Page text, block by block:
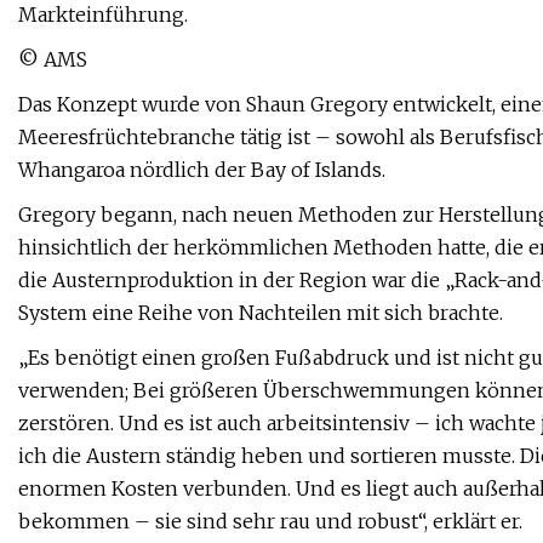
Markteinführung.
© AMS
Das Konzept wurde von Shaun Gregory entwickelt,
Meeresfrüchtebranche tätig ist – sowohl als
Whangaroa nördlich der Bay of Islands.
Gregory begann, nach neuen Methoden zur
hinsichtlich der herkömmlichen Methoden hatte, die
die Austernproduktion in der Region war die „Rack-
System eine Reihe von Nachteilen mit sich brachte.
„Es benötigt einen großen Fußabdruck und ist nicht
verwenden; Bei größeren Überschwemmungen
zerstören. Und es ist auch arbeitsintensiv – ich
ich die Austern ständig heben und sortieren musste.
enormen Kosten verbunden. Und es liegt auch
bekommen – sie sind sehr rau und robust“, erklärt er.